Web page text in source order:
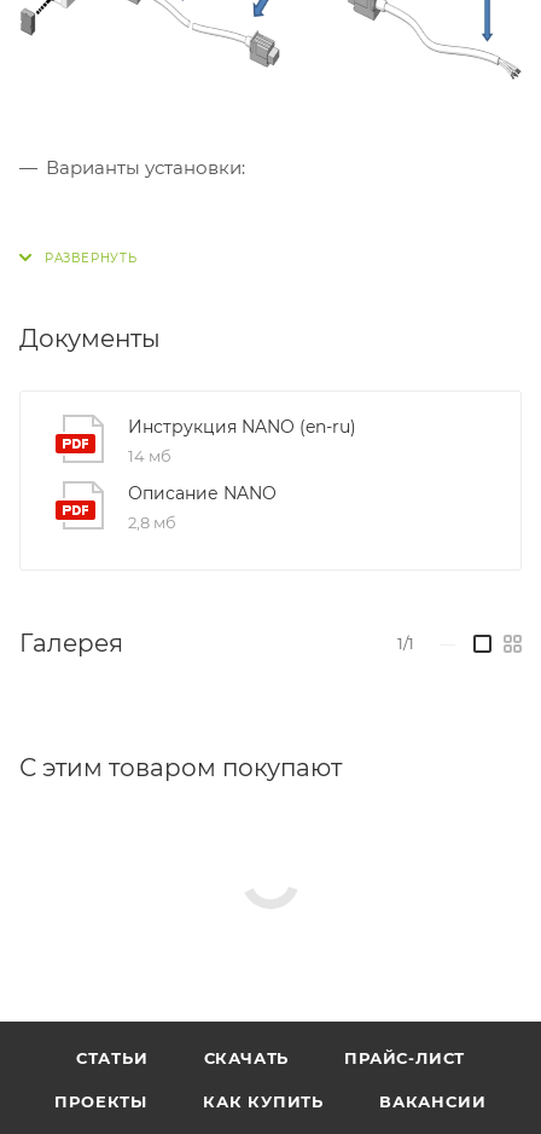
Варианты установки:
Документы
Инструкция NANO (en-ru)
14 мб
Описание NANO
2,8 мб
Галерея 1/1
С этим товаром покупают
СТАТЬИ СКАЧАТЬ ПРАЙС-ЛИСТ
ПРОЕКТЫ КАК КУПИТЬ ВАКАНСИИ